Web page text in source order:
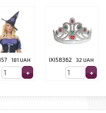
181 UAH IXI58362 32 UAH